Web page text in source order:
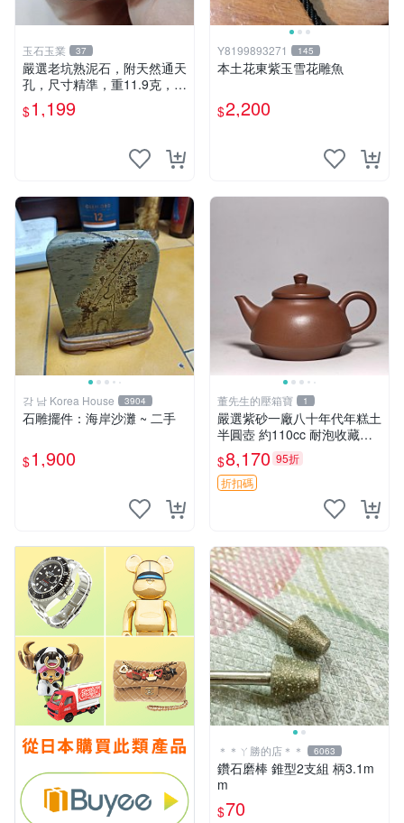
玉石玉業 37
嚴選老坑熟泥石，附天然通天
孔，尺寸精準，重11.9克，傳
說中修仙者之寶，靈氣十足未
散，送至家門即得仙氣庇佑。
$1,199
Y8199893271 145
本土花東紫玉雪花雕魚
$2,200
강 남 Korea House 3904
石雕擺件：海岸沙灘 ~ 二手
$1,900
董先生的壓箱寶 1
嚴選紫砂一廠八十年代年糕土
半圓壺 約110cc 耐泡收藏佳
品 實用小器 年糕土 半圓壺
紅泥
$8,170 95折
折扣碼
＊＊ㄚ勝的店＊＊ 6063
鑽石磨棒 錐型2支組 柄3.1m
m
$70